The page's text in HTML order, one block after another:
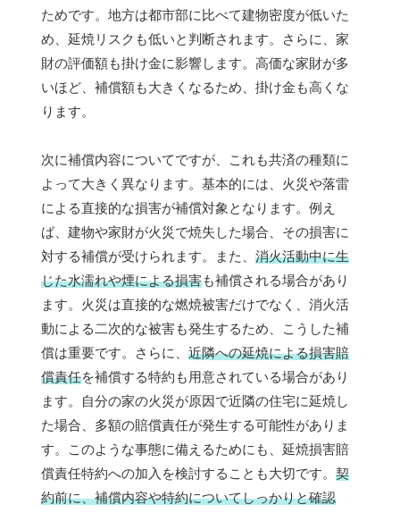
ためです。地方は都市部に比べて建物密度が低いた
め、延焼リスクも低いと判断されます。さらに、家
財の評価額も掛け金に影響します。高価な家財が多
いほど、補償額も大きくなるため、掛け金も高くな
ります。
次に補償内容についてですが、これも共済の種類に
よって大きく異なります。基本的には、火災や落雷
による直接的な損害が補償対象となります。例え
ば、建物や家財が火災で焼失した場合、その損害に
対する補償が受けられます。また、 消火活動中に生
じた水濡れや煙による損害も補償される場合があり
ます。火災は直接的な燃焼被害だけでなく、消火活
動による二次的な被害も発生するため、こうした補
償は重要です。さらに、 近隣への延焼による損害賠
償責任を補償する特約も用意されている場合があり
ます。自分の家の火災が原因で近隣の住宅に延焼し
た場合、多額の賠償責任が発生する可能性がありま
す。このような事態に備えるためにも、延焼損害賠
償責任特約への加入を検討することも大切です。 契
約前に、補償内容や特約についてしっかりと確認